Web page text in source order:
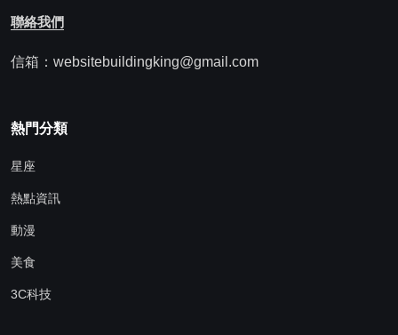
聯絡我們
信箱：websitebuildingking@gmail.com
熱門分類
星座
熱點資訊
動漫
美食
3C科技